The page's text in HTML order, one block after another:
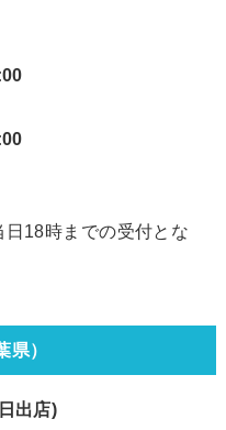
18時までの受付とな
）
出店)